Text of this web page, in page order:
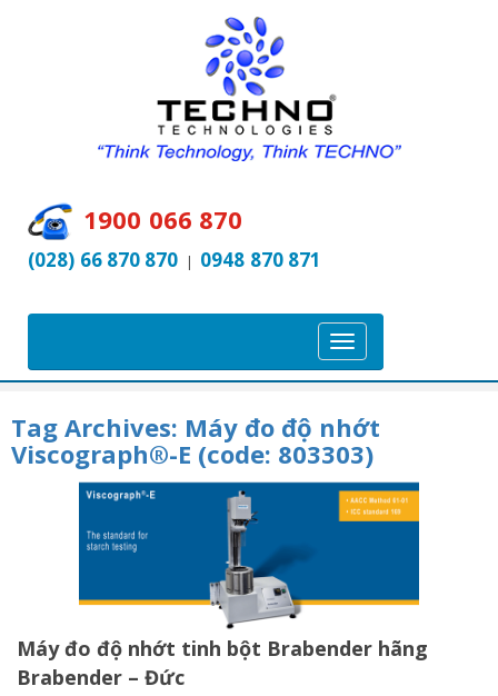
1900 066 870
(028) 66 870 870 | 0948 870 871
T
o
g
l
e
n
i
a
Tag Archives: Máy đo độ nhớt
Viscograph®-E (code: 803303)
Máy đo độ nhớt tinh bột Brabender hãng
Brabender – Đức